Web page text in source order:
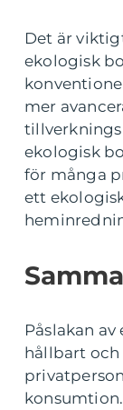
Det är
ekologisk
mer
ekologisk
för många
ett
Påslakan
hållbart